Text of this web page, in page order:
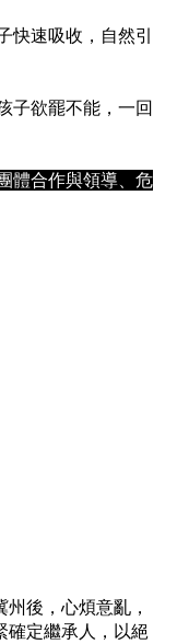
快速吸收，自然引
子欲罷不能，一回
體合作與領導、危
後，心煩意亂，
確定繼承人，以絕